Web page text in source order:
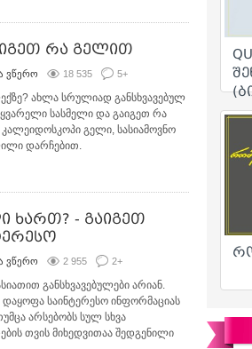
რა გელით
ვწერო 18 535 5+
ახლა სრულიად განსხვავებულ
სასმელი და გაიგეთ რა
გელი, სასიამოვნო
დარჩებით.
ხართ? - გაიგეთ
ვწერო 2 955 2+
განსხვავებულები არიან.
დაყოფა საინტერესო ინფორმაციას
არსებობს სულ სხვა
თვის მიხედვითაა შედგენილი